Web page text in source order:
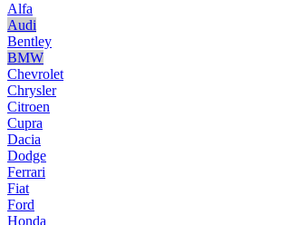
Alfa
Audi
Bentley
BMW
Chevrolet
Chrysler
Citroen
Cupra
Dacia
Dodge
Ferrari
Fiat
Ford
Honda